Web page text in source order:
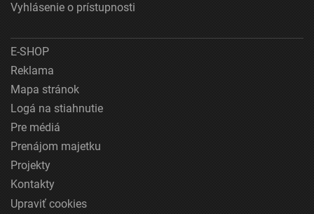
Vyhlásenie o prístupnosti
E-SHOP
Reklama
Mapa stránok
Logá na stiahnutie
Pre médiá
Prenájom majetku
Projekty
Kontakty
Upraviť cookies